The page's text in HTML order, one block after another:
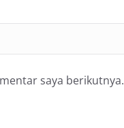
saya berikutnya.